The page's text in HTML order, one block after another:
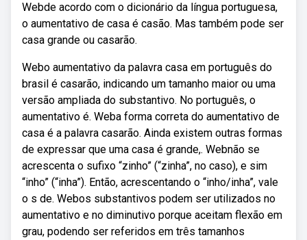
Webde acordo com o dicionário da língua portuguesa,
o aumentativo de casa é casão. Mas também pode ser
casa grande ou casarão.
Webo aumentativo da palavra casa em português do
brasil é casarão, indicando um tamanho maior ou uma
versão ampliada do substantivo. No português, o
aumentativo é. Weba forma correta do aumentativo de
casa é a palavra casarão. Ainda existem outras formas
de expressar que uma casa é grande,. Webnão se
acrescenta o sufixo “zinho” (“zinha”, no caso), e sim
“inho” (“inha”). Então, acrescentando o “inho/inha”, vale
o s de. Webos substantivos podem ser utilizados no
aumentativo e no diminutivo porque aceitam flexão em
grau, podendo ser referidos em três tamanhos